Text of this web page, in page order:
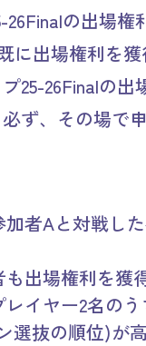
の出場権
に出場権利を
25-26Finalの出
ず、その場で
者Aと対戦し
出場権利を獲
イヤー2名の
選抜の順位)が